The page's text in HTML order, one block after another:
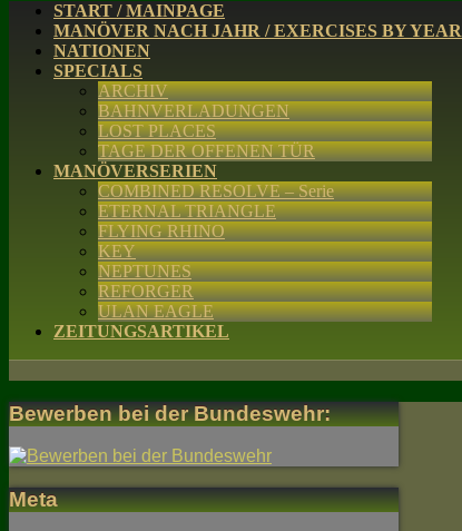
START / MAINPAGE
MANÖVER NACH JAHR / EXERCISES BY YEAR
NATIONEN
SPECIALS
ARCHIV
BAHNVERLADUNGEN
LOST PLACES
TAGE DER OFFENEN TÜR
MANÖVERSERIEN
COMBINED RESOLVE – Serie
ETERNAL TRIANGLE
FLYING RHINO
KEY
NEPTUNES
REFORGER
ULAN EAGLE
ZEITUNGSARTIKEL
Bewerben bei der Bundeswehr:
Meta